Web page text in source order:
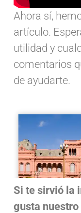
Ahora sí,
artículo.
utilidad y
comentarios
de ayudarte.
Si te sirvió la
gusta